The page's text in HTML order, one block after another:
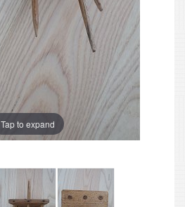
Tap to expand